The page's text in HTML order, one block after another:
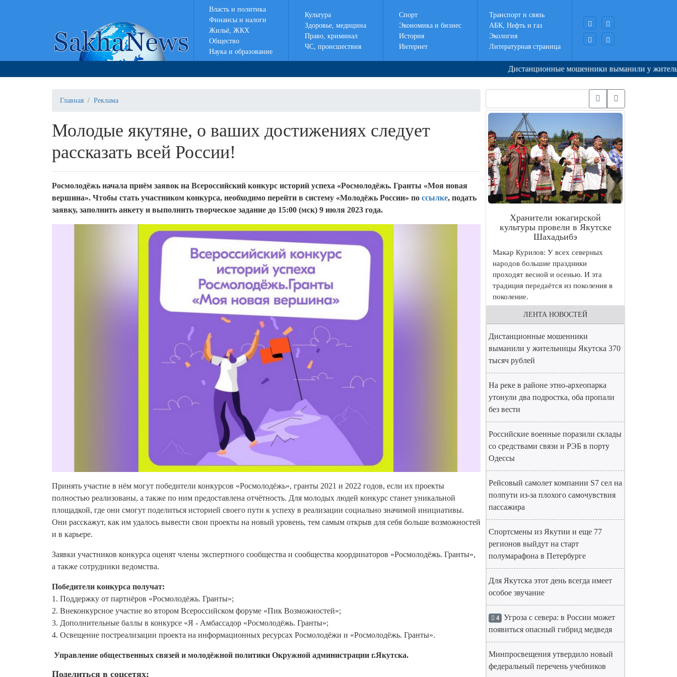
Власть и политика
Финансы и налоги
Жильё, ЖКХ
Общество
Наука и образование
Культура
Здоровье, медицина
Право, криминал
ЧС, происшествия
Спорт
Экономика и бизнес
История
Интернет
Транспорт и связь
АБК, Нефть и газ
Экология
Литературная страница
Дистанционные мошенники выманили у жительницы
Главная Реклама
Молодые якутяне, о ваших достижениях следует
рассказать всей России!
Росмолодёжь начала приём заявок на Всероссийский конкурс историй успеха «Росмолодёжь. Гранты «Моя новая
вершина». Чтобы стать участником конкурса, необходимо перейти в систему «Молодёжь России» по ссылке, подать
заявку, заполнить анкету и выполнить творческое задание до 15:00 (мск) 9 июля 2023 года.
Принять участие в нём могут победители конкурсов «Росмолодёжь», гранты 2021 и 2022 годов, если их проекты
полностью реализованы, а также по ним предоставлена отчётность. Для молодых людей конкурс станет уникальной
площадкой, где они смогут поделиться историей своего пути к успеху в реализации социально значимой инициативы.
Они расскажут, как им удалось вывести свои проекты на новый уровень, тем самым открыв для себя больше возможностей
и в карьере.
Заявки участников конкурса оценят члены экспертного сообщества и сообщества координаторов «Росмолодёжь. Гранты»,
а также сотрудники ведомства.
Победители конкурса получат:
1. Поддержку от партнёров «Росмолодёжь. Гранты»;
2. Внеконкурсное участие во втором Всероссийском форуме «Пик Возможностей»;
3. Дополнительные баллы в конкурсе «Я - Амбассадор «Росмолодёжь. Гранты»;
4. Освещение постреализации проекта на информационных ресурсах Росмолодёжи и «Росмолодёжь. Гранты».
Управление общественных связей и молодёжной политики Окружной администрации г.Якутска.
Поделиться в соцсетях:
Хранители юкагирской
культуры провели в Якутске
Шахадьибэ
Макар Курилов: У всех северных
народов большие праздники
проходят весной и осенью. И эта
традиция передаётся из поколения в
поколение.
ЛЕНТА НОВОСТЕЙ
Дистанционные мошенники
выманили у жительницы Якутска 370
тысяч рублей
На реке в районе этно-археопарка
утонули два подростка, оба пропали
без вести
Российские военные поразили склады
со средствами связи и РЭБ в порту
Одессы
Рейсовый самолет компании S7 сел на
полпути из-за плохого самочувствия
пассажира
Спортсмены из Якутии и еще 77
регионов выйдут на старт
полумарафона в Петербурге
Для Якутска этот день всегда имеет
особое звучание
4 Угроза с севера: в России может
появиться опасный гибрид медведя
Минпросвещения утвердило новый
федеральный перечень учебников